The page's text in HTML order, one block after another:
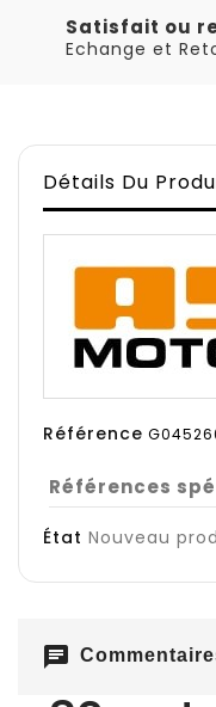
Satisfait ou
Echange et
Détails Du
Référence
Références
État Nouveau
chat